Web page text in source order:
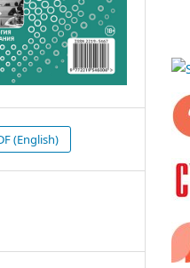
(English)